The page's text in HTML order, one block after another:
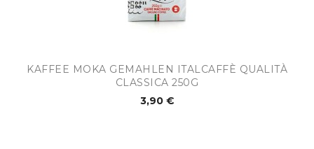
KAFFEE MOKA GEMAHLEN ITALCAFFÈ QUALITÀ
CLASSICA 250G
3,90 €